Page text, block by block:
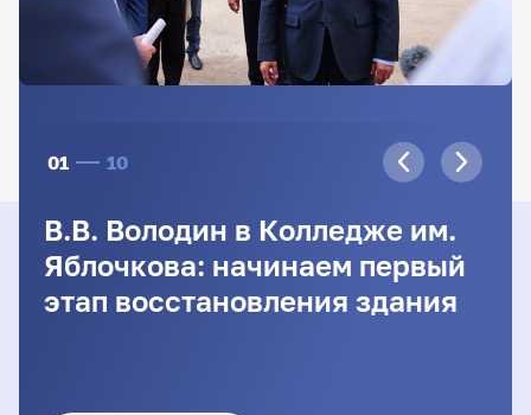
01 10
В.В. Володин в Колледже им.
Яблочкова: начинаем первый
этап восстановления здания